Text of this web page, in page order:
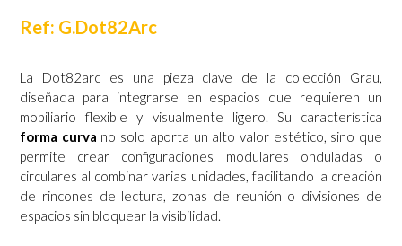
Ref: G.Dot82Arc
La Dot82arc es una pieza clave de la colección Grau,
diseñada para integrarse en espacios que requieren un
mobiliario flexible y visualmente ligero. Su característica
forma curva no solo aporta un alto valor estético, sino que
permite crear configuraciones modulares onduladas o
circulares al combinar varias unidades, facilitando la creación
de rincones de lectura, zonas de reunión o divisiones de
espacios sin bloquear la visibilidad.